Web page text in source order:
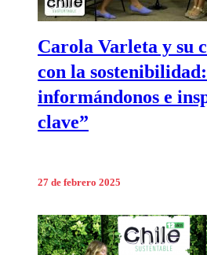
Carola Varleta y su
con la
informándonos e
clave”
27 de febrero 2025